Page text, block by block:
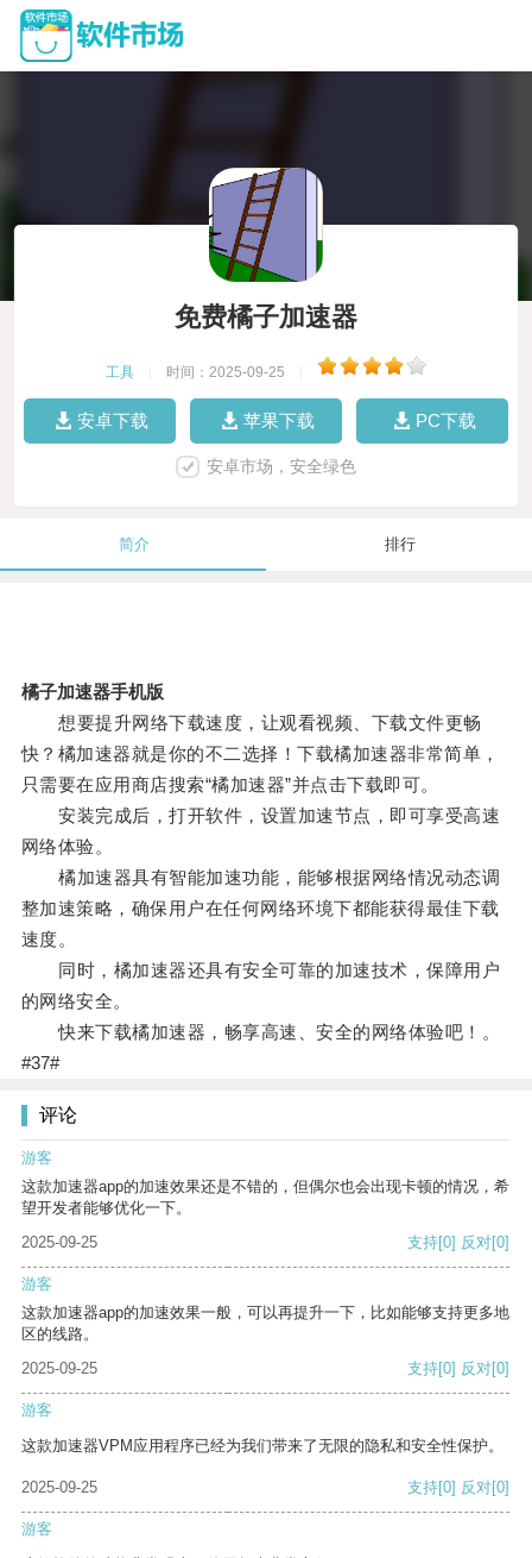
免费橘子加速器
工具 时间：2025-09-25
安卓下载 苹果下载 PC下载
安卓市场，安全绿色
简介 排行
橘子加速器手机版
想要提升网络下载速度，让观看视频、下载文件更畅
快？橘加速器就是你的不二选择！下载橘加速器非常简单，
只需要在应用商店搜索“橘加速器”并点击下载即可。
安装完成后，打开软件，设置加速节点，即可享受高速
网络体验。
橘加速器具有智能加速功能，能够根据网络情况动态调
整加速策略，确保用户在任何网络环境下都能获得最佳下载
速度。
同时，橘加速器还具有安全可靠的加速技术，保障用户
的网络安全。
快来下载橘加速器，畅享高速、安全的网络体验吧！。
#37#
评论
游客
这款加速器app的加速效果还是不错的，但偶尔也会出现卡顿的情况，希
望开发者能够优化一下。
2025-09-25
支持[0] 反对[0]
游客
这款加速器app的加速效果一般，可以再提升一下，比如能够支持更多地
区的线路。
2025-09-25
支持[0] 反对[0]
游客
这款加速器VPM应用程序已经为我们带来了无限的隐私和安全性保护。
2025-09-25 支持[0] 反对[0]
游客